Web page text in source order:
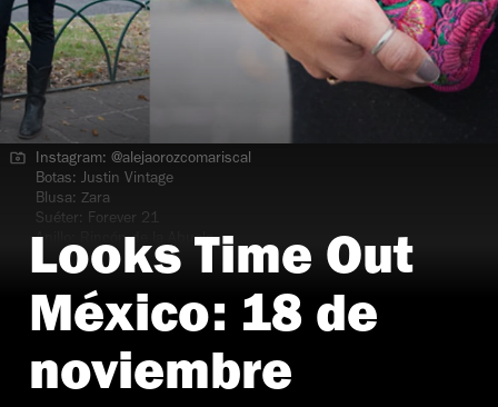
Instagram: @alejaorozcomariscal
Botas: Justin Vintage
Blusa: Zara
Suéter: Forever 21
Anillo: Rincón de la Abuela
Monedero: Artesanal
Looks Time Out
México: 18 de
noviembre